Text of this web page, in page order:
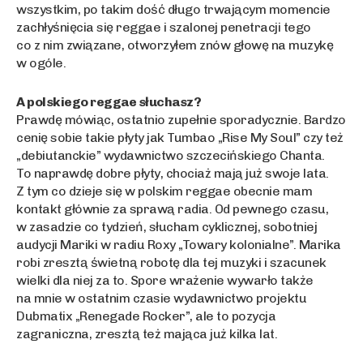
wszystkim, po takim dość długo trwającym momencie
zachłyśnięcia się reggae i szalonej penetracji tego
co z nim związane, otworzyłem znów głowę na muzykę
w ogóle.
A polskiego reggae słuchasz?
Prawdę mówiąc, ostatnio zupełnie sporadycznie. Bardzo
cenię sobie takie płyty jak Tumbao „Rise My Soul” czy też
„debiutanckie” wydawnictwo szczecińskiego Chanta.
To naprawdę dobre płyty, chociaż mają już swoje lata.
Z tym co dzieje się w polskim reggae obecnie mam
kontakt głównie za sprawą radia. Od pewnego czasu,
w zasadzie co tydzień, słucham cyklicznej, sobotniej
audycji Mariki w radiu Roxy „Towary kolonialne”. Marika
robi zresztą świetną robotę dla tej muzyki i szacunek
wielki dla niej za to. Spore wrażenie wywarło także
na mnie w ostatnim czasie wydawnictwo projektu
Dubmatix „Renegade Rocker”, ale to pozycja
zagraniczna, zresztą też mająca już kilka lat.